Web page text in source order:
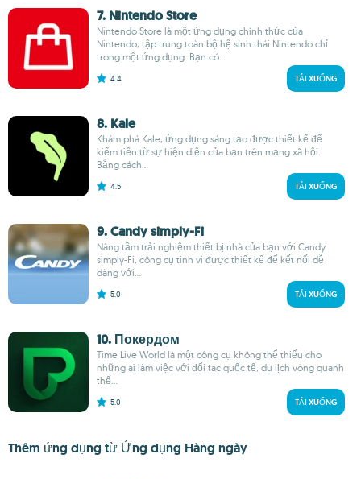
7. Nintendo Store
Nintendo Store là một ứng dụng chính thức của
Nintendo, tập trung toàn bộ hệ sinh thái Nintendo chỉ
trong một ứng dụng. Bạn có...
4.4 TẢI XUỐNG
8. Kale
Khám phá Kale, ứng dụng sáng tạo được thiết kế để
kiếm tiền từ sự hiện diện của bạn trên mạng xã hội.
Bằng cách...
4.5 TẢI XUỐNG
9. Candy simply-Fi
Nâng tầm trải nghiệm thiết bị nhà của bạn với Candy
simply-Fi, công cụ tinh vi được thiết kế để kết nối dễ
dàng với...
5.0 TẢI XUỐNG
10. Покердом
Time Live World là một công cụ không thể thiếu cho
những ai làm việc với đối tác quốc tế, du lịch vòng quanh
thế...
5.0 TẢI XUỐNG
Thêm ứng dụng từ Ứng dụng Hàng ngày